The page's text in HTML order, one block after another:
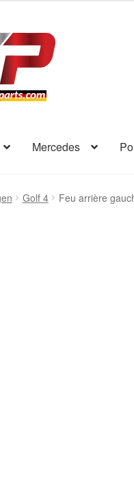
Mercedes
Golf 4 Feu arrière